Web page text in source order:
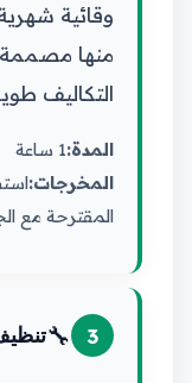
وقائية
منها مصممة
التكاليف
المدة:1 ساعة
المخرجات:
المقترحة مع
3
🔧